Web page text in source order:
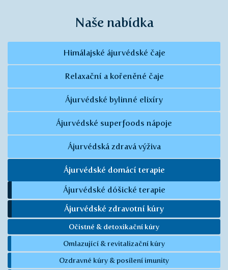
Naše nabídka
Himálajské ájurvédské čaje
Relaxační a kořeněné čaje
Ájurvédské bylinné elixíry
Ájurvédské superfoods nápoje
Ájurvédská zdravá výživa
Ájurvédské domácí terapie
Ájurvédské dóšické terapie
Ájurvédské zdravotní kúry
Očistné & detoxikační kúry
Omlazující & revitalizační kúry
Ozdravné kúry & posílení imunity